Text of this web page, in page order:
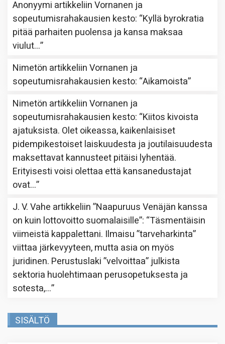
Anonyymi artikkeliinVornanen ja
sopeutumisrahakausien kesto: “Kyllä byrokratia
pitää parhaiten puolensa ja kansa maksaa
viulut…”
Nimetön artikkeliinVornanen ja
sopeutumisrahakausien kesto: “Aikamoista”
Nimetön artikkeliinVornanen ja
sopeutumisrahakausien kesto: “Kiitos kivoista
ajatuksista. Olet oikeassa, kaikenlaisiset
pidempikestoiset laiskuudesta ja joutilaisuudesta
maksettavat kannusteet pitäisi lyhentää.
Erityisesti voisi olettaa että kansanedustajat
ovat…”
J. V. Vahe artikkeliin”Naapuruus Venäjän kanssa
on kuin lottovoitto suomalaisille”: “Täsmentäisin
viimeistä kappalettani. Ilmaisu ”tarveharkinta”
viittaa järkevyyteen, mutta asia on myös
juridinen. Perustuslaki ”velvoittaa” julkista
sektoria huolehtimaan perusopetuksesta ja
sotesta,…”
SISÄLTÖ